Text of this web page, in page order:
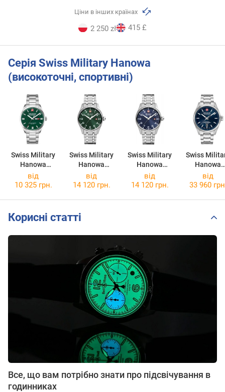
Ціни в інших країнах
2 250 zł 415 £
Серія Swiss Military Hanowa
(високоточні, спортивні)
Swiss Military
Hanowa
Roadrunner
Maxed
3
Swiss Military
Hanowa
Thunderbolt
SMWGH000080
Swiss Military
Hanowa
Thunderbolt
SMWGH000080
Swiss
Hanowa
Majestic
Pioneer
2
від
10 325 грн.
від
14 120 грн.
від
14 120 грн.
від
33 960
Корисні статті
Все, що вам потрібно знати про підсвічування в
годинниках